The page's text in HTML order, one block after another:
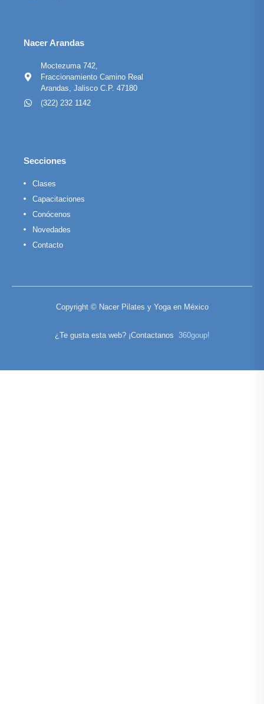
Nacer Arandas
Moctezuma 742,
Fraccionamiento Camino Real
Arandas, Jalisco C.P. 47180
(322) 232 1142
Secciones
Clases
Capacitaciones
Conócenos
Novedades
Contacto
Copyright © Nacer Pilates y Yoga en México
¿Te gusta esta web? ¡Contactanos 360goup!